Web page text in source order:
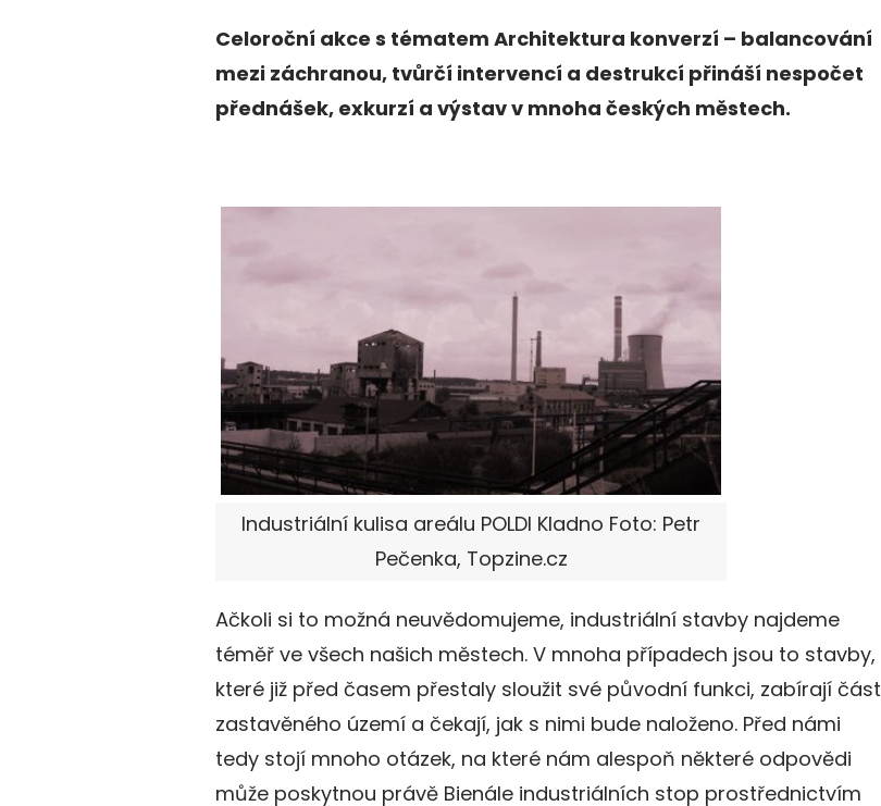
Celoroční akce s tématem Architektura konverzí – balancování
mezi záchranou, tvůrčí intervencí a destrukcí přináší nespočet
přednášek, exkurzí a výstav v mnoha českých městech.
Industriální kulisa areálu POLDI Kladno Foto: Petr
Pečenka, Topzine.cz
Ačkoli si to možná neuvědomujeme, industriální stavby najdeme
téměř ve všech našich městech. V mnoha případech jsou to stavby,
které již před časem přestaly sloužit své původní funkci, zabírají část
zastavěného území a čekají, jak s nimi bude naloženo. Před námi
tedy stojí mnoho otázek, na které nám alespoň některé odpovědi
může poskytnou právě Bienále industriálních stop prostřednictvím